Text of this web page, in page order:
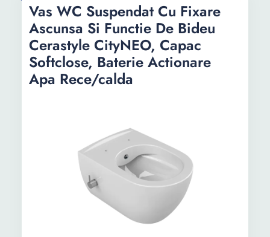
Lungime:
62 cm
Latime:
36.5 cm
Diametru
evacuare:
10 cm
Vas WC Suspendat Cu Fixare
Ascunsa Si Functie De Bideu
Cerastyle CityNEO, Capac
Softclose, Baterie Actionare
Apa Rece/calda